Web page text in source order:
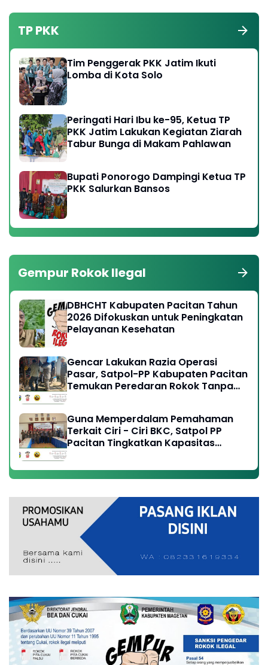
TP PKK
Tim Penggerak PKK Jatim Ikuti
Lomba di Kota Solo
Peringati Hari Ibu ke-95, Ketua TP
PKK Jatim Lakukan Kegiatan Ziarah
Tabur Bunga di Makam Pahlawan
Bupati Ponorogo Dampingi Ketua TP
PKK Salurkan Bansos
Gempur Rokok Ilegal
DBHCHT Kabupaten Pacitan Tahun
2026 Difokuskan untuk Peningkatan
Pelayanan Kesehatan
Gencar Lakukan Razia Operasi
Pasar, Satpol-PP Kabupaten Pacitan
Temukan Peredaran Rokok Tanpa
Guna Memperdalam Pemahaman
Terkait Ciri - Ciri BKC, Satpol PP
Pacitan Tingkatkan Kapasitas
Ilegal